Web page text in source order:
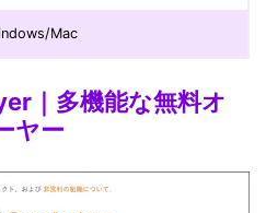
Mac
｜多機能な無料オ
ヤー